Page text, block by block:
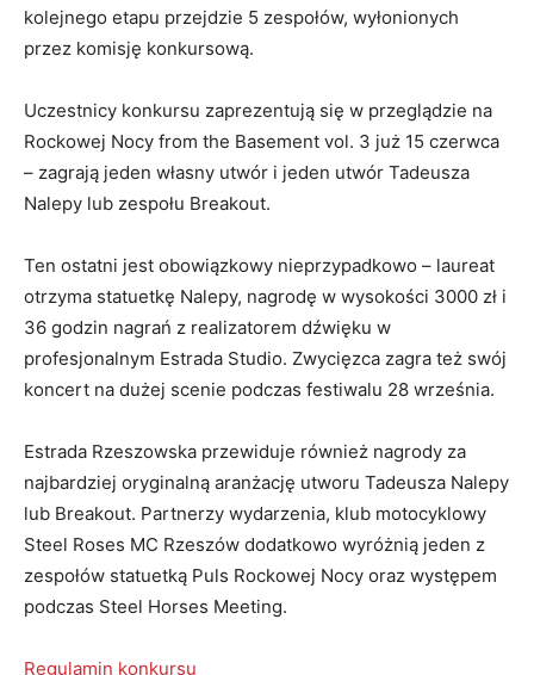
kolejnego etapu przejdzie 5 zespołów, wyłonionych
przez komisję konkursową.
Uczestnicy konkursu zaprezentują się w przeglądzie na
Rockowej Nocy from the Basement vol. 3 już 15 czerwca
– zagrają jeden własny utwór i jeden utwór Tadeusza
Nalepy lub zespołu Breakout.
Ten ostatni jest obowiązkowy nieprzypadkowo – laureat
otrzyma statuetkę Nalepy, nagrodę w wysokości 3000 zł i
36 godzin nagrań z realizatorem dźwięku w
profesjonalnym Estrada Studio. Zwycięzca zagra też swój
koncert na dużej scenie podczas festiwalu 28 września.
Estrada Rzeszowska przewiduje również nagrody za
najbardziej oryginalną aranżację utworu Tadeusza Nalepy
lub Breakout. Partnerzy wydarzenia, klub motocyklowy
Steel Roses MC Rzeszów dodatkowo wyróżnią jeden z
zespołów statuetką Puls Rockowej Nocy oraz występem
podczas Steel Horses Meeting.
Regulamin konkursu